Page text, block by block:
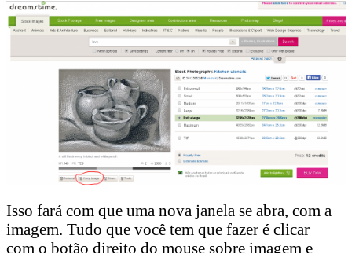
Isso fará com que uma nova janela se abra, com a
imagem. Tudo que você tem que fazer é clicar
com o botão direito do mouse sobre imagem e